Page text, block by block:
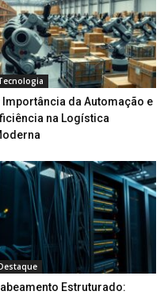
Importância da Automação e
na Logística
Estruturado: